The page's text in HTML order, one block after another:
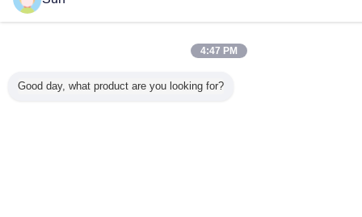
4:47 PM
Good day, what product are you looking for?